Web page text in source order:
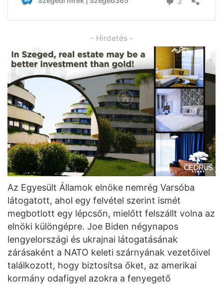
- Hirdetés -
Az Egyesült Államok elnöke nemrég Varsóba
látogatott, ahol egy felvétel szerint ismét
megbotlott egy lépcsőn, mielőtt felszállt volna az
elnöki különgépre. Joe Biden négynapos
lengyelországi és ukrajnai látogatásának
zárásaként a NATO keleti szárnyának vezetőivel
találkozott, hogy biztosítsa őket, az amerikai
kormány odafigyel azokra a fenyegető